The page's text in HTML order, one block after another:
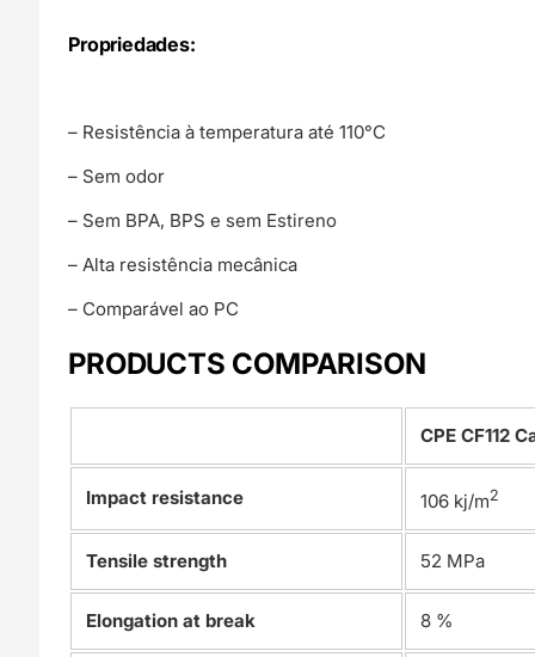
Propriedades:
– Resistência à temperatura até 110°C
– Sem odor
– Sem BPA, BPS e sem Estireno
– Alta resistência mecânica
– Comparável ao PC
PRODUCTS COMPARISON
CPE CF112
Impact resistance 106 kj/m2
Tensile strength 52 MPa
Elongation at break 8 %